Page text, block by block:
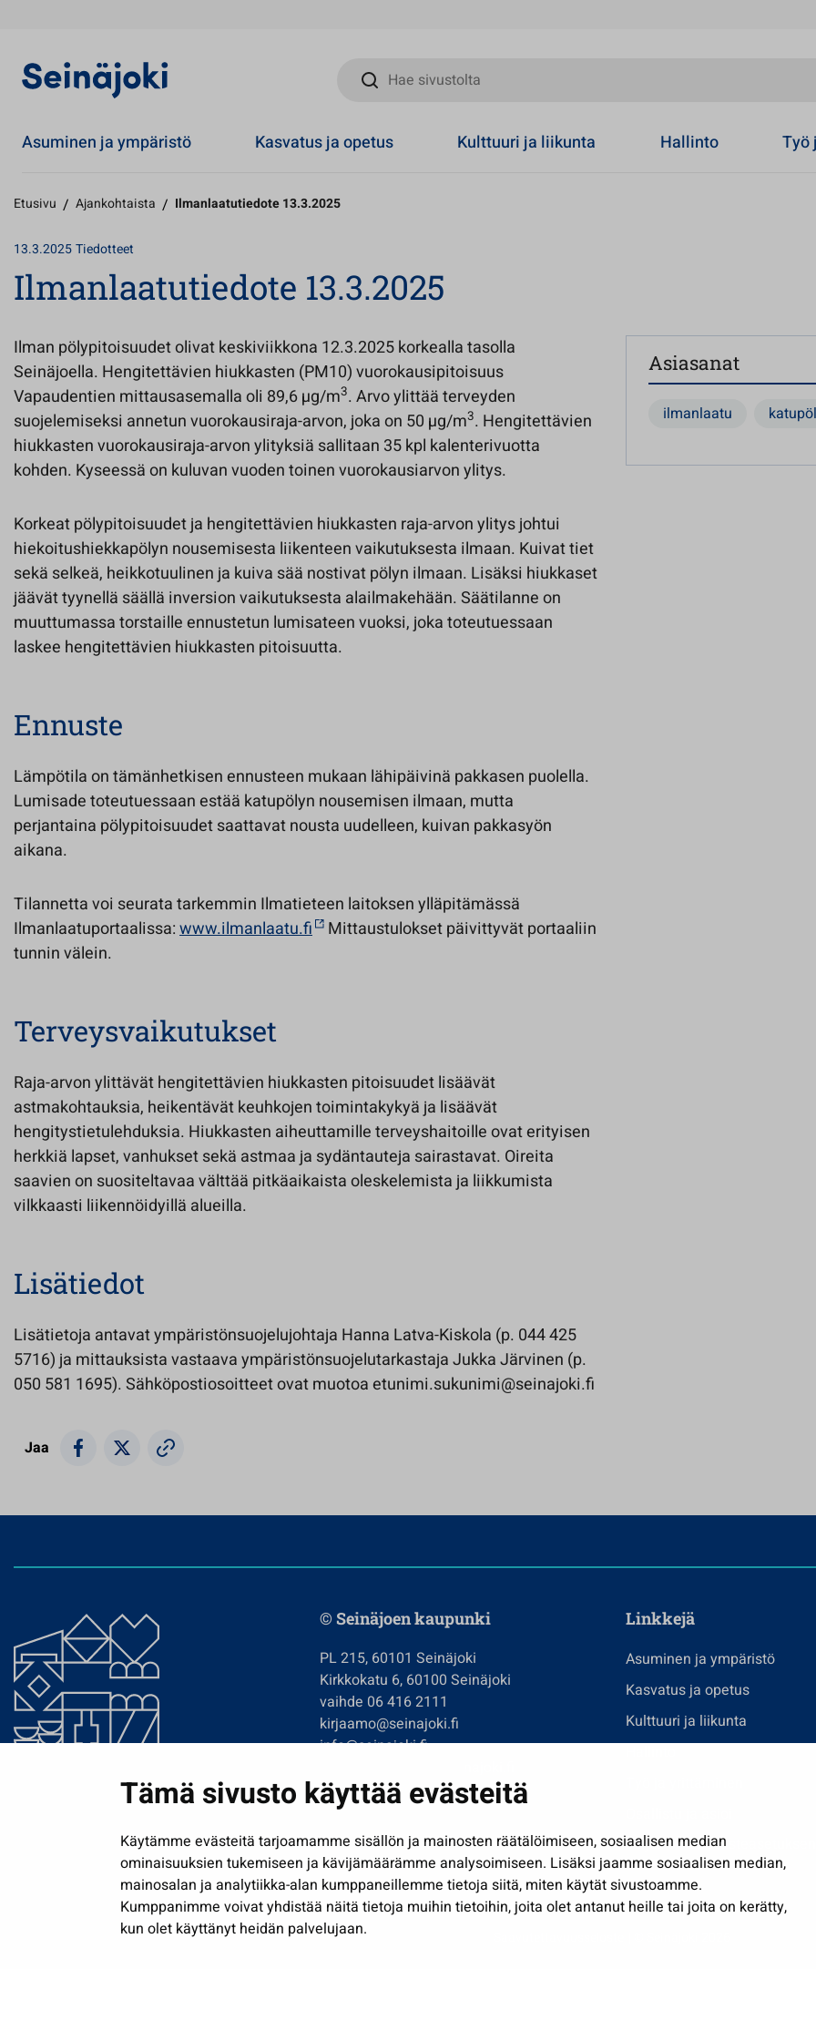
Tämä sivusto käyttää evästeitä
Käytämme evästeitä tarjoamamme sisällön ja mainosten räätälöimiseen, sosiaalisen median
ominaisuuksien tukemiseen ja kävijämäärämme analysoimiseen. Lisäksi jaamme sosiaalisen median,
mainosalan ja analytiikka-alan kumppaneillemme tietoja siitä, miten käytät sivustoamme.
Kumppanimme voivat yhdistää näitä tietoja muihin tietoihin, joita olet antanut heille tai joita on kerätty,
kun olet käyttänyt heidän palvelujaan.
Hae sivustolta
Asuminen ja ympäristö Kasvatus ja opetus Kulttuuri ja liikunta Hallinto Työ
Etusivu / Ajankohtaista / Ilmanlaatutiedote 13.3.2025
13.3.2025Tiedotteet
Ilmanlaatutiedote 13.3.2025
Ilman pölypitoisuudet olivat keskiviikkona 12.3.2025 korkealla tasolla
Seinäjoella. Hengitettävien hiukkasten (PM10) vuorokausipitoisuus
Vapaudentien mittausasemalla oli 89,6 µg/m3. Arvo ylittää terveyden
suojelemiseksi annetun vuorokausiraja-arvon, joka on 50 µg/m3. Hengitettävien
hiukkasten vuorokausiraja-arvon ylityksiä sallitaan 35 kpl kalenterivuotta
kohden. Kyseessä on kuluvan vuoden toinen vuorokausiarvon ylitys.
Korkeat pölypitoisuudet ja hengitettävien hiukkasten raja-arvon ylitys johtui
hiekoitushiekkapölyn nousemisesta liikenteen vaikutuksesta ilmaan. Kuivat tiet
sekä selkeä, heikkotuulinen ja kuiva sää nostivat pölyn ilmaan. Lisäksi hiukkaset
jäävät tyynellä säällä inversion vaikutuksesta alailmakehään. Säätilanne on
muuttumassa torstaille ennustetun lumisateen vuoksi, joka toteutuessaan
laskee hengitettävien hiukkasten pitoisuutta.
Ennuste
Lämpötila on tämänhetkisen ennusteen mukaan lähipäivinä pakkasen puolella.
Lumisade toteutuessaan estää katupölyn nousemisen ilmaan, mutta
perjantaina pölypitoisuudet saattavat nousta uudelleen, kuivan pakkasyön
aikana.
Tilannetta voi seurata tarkemmin Ilmatieteen laitoksen ylläpitämässä
Ilmanlaatuportaalissa:www.ilmanlaatu.fi
Mittaustulokset päivittyvät portaaliin
tunnin välein.
Terveysvaikutukset
Raja-arvon ylittävät hengitettävien hiukkasten pitoisuudet lisäävät
astmakohtauksia, heikentävät keuhkojen toimintakykyä ja lisäävät
hengitystietulehduksia. Hiukkasten aiheuttamille terveyshaitoille ovat erityisen
herkkiä lapset, vanhukset sekä astmaa ja sydäntauteja sairastavat. Oireita
saavien on suositeltavaa välttää pitkäaikaista oleskelemista ja liikkumista
vilkkaasti liikennöidyillä alueilla.
Lisätiedot
Lisätietoja antavat ympäristönsuojelujohtaja Hanna Latva-Kiskola (p. 044 425
5716) ja mittauksista vastaava ympäristönsuojelutarkastaja Jukka Järvinen (p.
050 581 1695). Sähköpostiosoitteet ovat muotoa etunimi.sukunimi@seinajoki.fi
Jaa
Asiasanat
ilmanlaatu
© Seinäjoen kaupunki
PL 215, 60101 Seinäjoki
Kirkkokatu 6, 60100 Seinäjoki
vaihde 06 416 2111
kirjaamo@seinajoki.fi
info@seinajoki.fi
Tilaa uutiskirje
Linkkejä
Asuminen ja ympäristö
Kasvatus ja opetus
Kulttuuri ja liikunta
Näytä omat evästeasetukseni